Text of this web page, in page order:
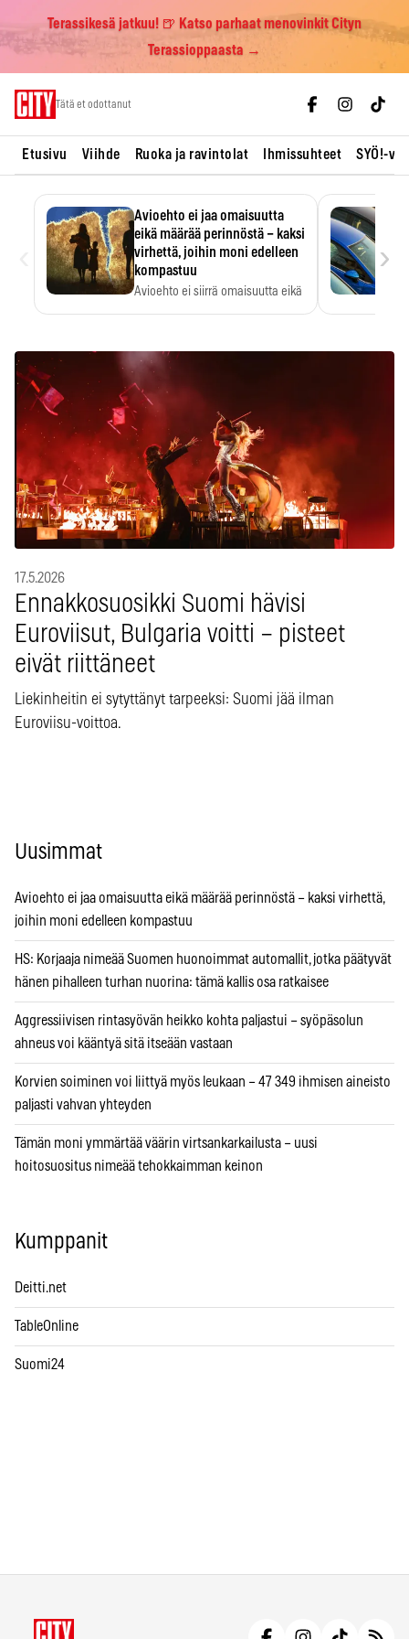
Terassikesä jatkuu! 🍺 Katso parhaat menovinkit Cityn
Terassioppaasta →
Tätä et odottanut
Etusivu Viihde Ruoka ja ravintolat Ihmissuhteet SYÖ!-
Avioehto ei jaa omaisuutta
eikä määrää perinnöstä – kaksi
virhettä, joihin moni edelleen
kompastuu
Avioehto ei siirrä omaisuutta eikä
›
17.5.2026
Ennakkosuosikki Suomi hävisi
Euroviisut, Bulgaria voitti – pisteet
eivät riittäneet
Liekinheitin ei sytyttänyt tarpeeksi: Suomi jää ilman
Euroviisu-voittoa.
Uusimmat
Avioehto ei jaa omaisuutta eikä määrää perinnöstä – kaksi virhettä,
joihin moni edelleen kompastuu
HS: Korjaaja nimeää Suomen huonoimmat automallit, jotka päätyvät
hänen pihalleen turhan nuorina: tämä kallis osa ratkaisee
Aggressiivisen rintasyövän heikko kohta paljastui – syöpäsolun
ahneus voi kääntyä sitä itseään vastaan
Korvien soiminen voi liittyä myös leukaan – 47 349 ihmisen aineisto
paljasti vahvan yhteyden
Tämän moni ymmärtää väärin virtsankarkailusta – uusi
hoitosuositus nimeää tehokkaimman keinon
Kumppanit
Deitti.net
TableOnline
Suomi24